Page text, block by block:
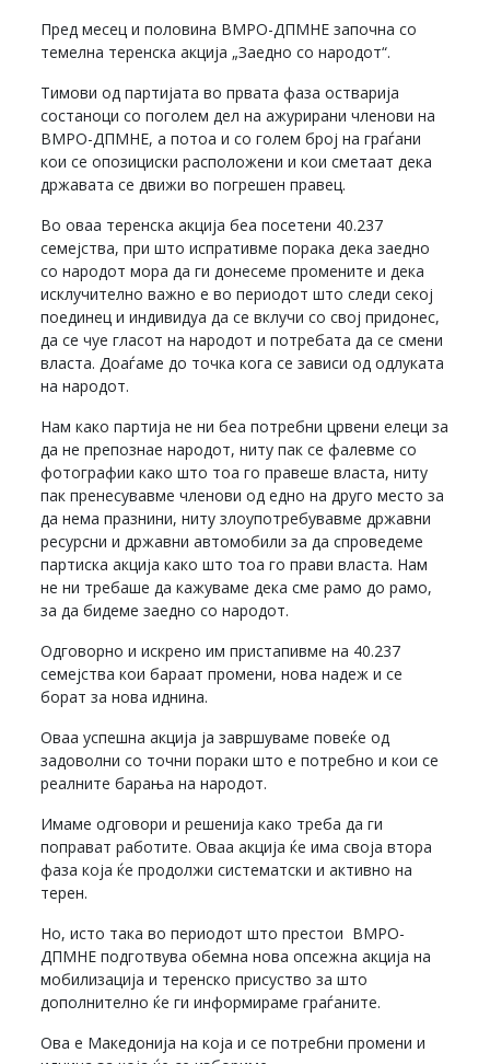
Пред месец и половина ВМРО-ДПМНЕ започна со
темелна теренска акција „Заедно со народот“.
Тимови од партијата во првата фаза остварија
состаноци со поголем дел на ажурирани членови на
ВМРО-ДПМНЕ, а потоа и со голем број на граѓани
кои се опозициски расположени и кои сметаат дека
државата се движи во погрешен правец.
Во оваа теренска акција беа посетени 40.237
семејства, при што испративме порака дека заедно
со народот мора да ги донесеме промените и дека
исклучително важно е во периодот што следи секој
поединец и индивидуа да се вклучи со свој придонес,
да се чуе гласот на народот и потребата да се смени
власта. Доаѓаме до точка кога се зависи од одлуката
на народот.
Нам како партија не ни беа потребни црвени елеци за
да не препознае народот, ниту пак се фалевме со
фотографии како што тоа го правеше власта, ниту
пак пренесувавме членови од едно на друго место за
да нема празнини, ниту злоупотребувавме државни
ресурсни и државни автомобили за да спроведеме
партиска акција како што тоа го прави власта. Нам
не ни требаше да кажуваме дека сме рамо до рамо,
за да бидеме заедно со народот.
Одговорно и искрено им пристапивме на 40.237
семејства кои бараат промени, нова надеж и се
борат за нова иднина.
Оваа успешна акција ја завршуваме повеќе од
задоволни со точни пораки што е потребно и кои се
реалните барања на народот.
Имаме одговори и решенија како треба да ги
поправат работите. Оваа акција ќе има своја втора
фаза која ќе продолжи систематски и активно на
терен.
Но, исто така во периодот што престои ВМРО-
ДПМНЕ подготвува обемна нова опсежна акција на
мобилизација и теренско присуство за што
дополнително ќе ги информираме граѓаните.
Ова е Македонија на која и се потребни промени и